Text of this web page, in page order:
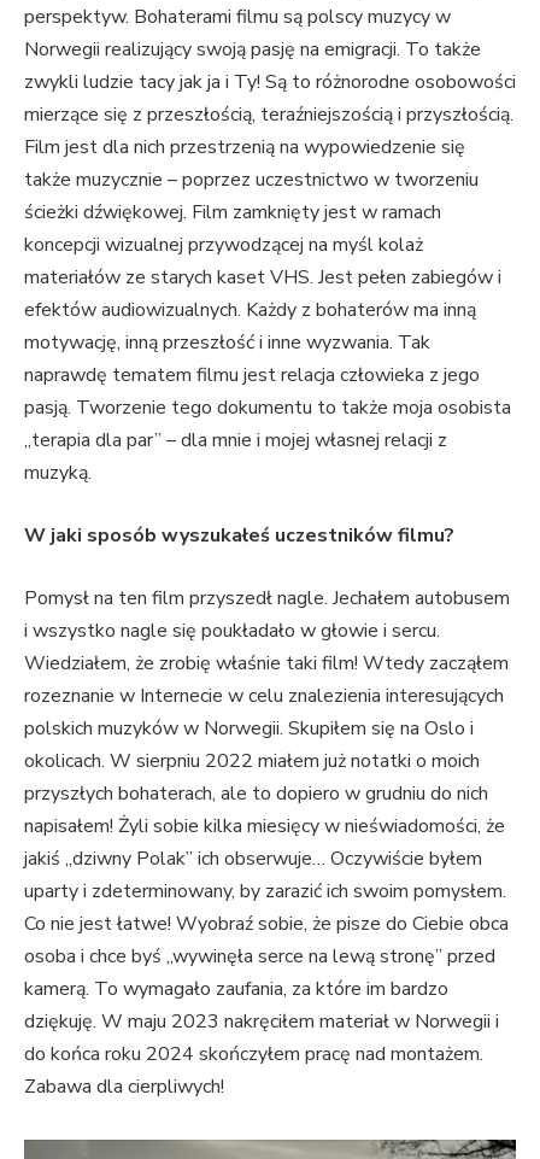
perspektyw. Bohaterami filmu są polscy muzycy w
Norwegii realizujący swoją pasję na emigracji. To także
zwykli ludzie tacy jak ja i Ty! Są to różnorodne osobowości
mierzące się z przeszłością, teraźniejszością i przyszłością.
Film jest dla nich przestrzenią na wypowiedzenie się
także muzycznie – poprzez uczestnictwo w tworzeniu
ścieżki dźwiękowej. Film zamknięty jest w ramach
koncepcji wizualnej przywodzącej na myśl kolaż
materiałów ze starych kaset VHS. Jest pełen zabiegów i
efektów audiowizualnych. Każdy z bohaterów ma inną
motywację, inną przeszłość i inne wyzwania. Tak
naprawdę tematem filmu jest relacja człowieka z jego
pasją. Tworzenie tego dokumentu to także moja osobista
„terapia dla par” – dla mnie i mojej własnej relacji z
muzyką.
W jaki sposób wyszukałeś uczestników filmu?
Pomysł na ten film przyszedł nagle. Jechałem autobusem
i wszystko nagle się poukładało w głowie i sercu.
Wiedziałem, że zrobię właśnie taki film! Wtedy zacząłem
rozeznanie w Internecie w celu znalezienia interesujących
polskich muzyków w Norwegii. Skupiłem się na Oslo i
okolicach. W sierpniu 2022 miałem już notatki o moich
przyszłych bohaterach, ale to dopiero w grudniu do nich
napisałem! Żyli sobie kilka miesięcy w nieświadomości, że
jakiś „dziwny Polak” ich obserwuje… Oczywiście byłem
uparty i zdeterminowany, by zarazić ich swoim pomysłem.
Co nie jest łatwe! Wyobraź sobie, że pisze do Ciebie obca
osoba i chce byś „wywinęła serce na lewą stronę” przed
kamerą. To wymagało zaufania, za które im bardzo
dziękuję. W maju 2023 nakręciłem materiał w Norwegii i
do końca roku 2024 skończyłem pracę nad montażem.
Zabawa dla cierpliwych!